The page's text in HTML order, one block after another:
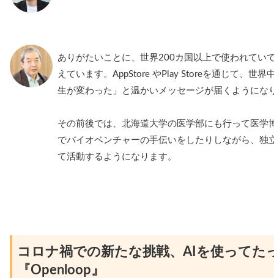
ありがたいことに、世界200カ国以上で使われてい
えています。AppStore やPlay Storeを通じて、世界
生が変わった」と温かいメッセージが届くようにな
その前後では、北海道大学の医学部にも行って医学
でバイオベンチャーの手伝いをしたりしながら、独
て活動するようになります。
コロナ禍での新たな挑戦、AIを使ってた
『Openloop』